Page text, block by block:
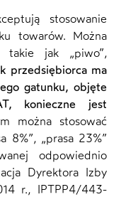
stosowanie
towarów. Można
takie jak „piwo”,
przedsiębiorca ma
gatunku, objęte
konieczne jest
można stosować
8%”, „prasa 23%”
odpowiednio
Dyrektora Izby
r., IPTPP4/443-